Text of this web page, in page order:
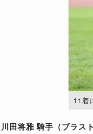
11着
川田将雅 騎手（ブラス